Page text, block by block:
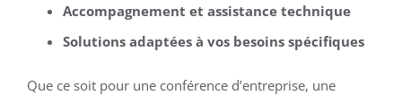
Accompagnement et assistance technique
Solutions adaptées à vos besoins spécifiques
Que ce soit pour une conférence d’entreprise, une